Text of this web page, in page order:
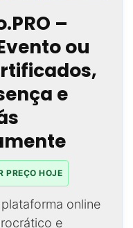
–
ou
e
PREÇO HOJE
online
e